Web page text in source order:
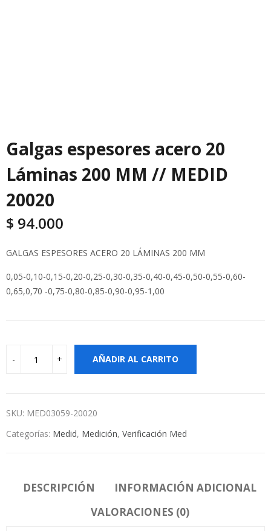
Galgas espesores acero 20
Láminas 200 MM // MEDID
20020
$ 94.000
GALGAS ESPESORES ACERO 20 LÁMINAS 200 MM
0,05-0,10-0,15-0,20-0,25-0,30-0,35-0,40-0,45-0,50-0,55-0,60-
0,65,0,70 -0,75-0,80-0,85-0,90-0,95-1,00
AÑADIR AL CARRITO
SKU: MED03059-20020
Categorías: Medid, Medición, Verificación Med
DESCRIPCIÓN
INFORMACIÓN ADICIONAL
VALORACIONES (0)